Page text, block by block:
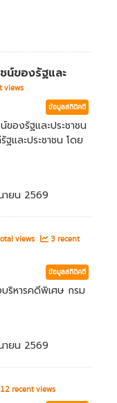
น์ของรัฐและ
views
ข้อมูลสถิติคดี
องรัฐและประชาชน
และประชาชน โดย
ยน 2569
views
3 recent
ข้อมูลสถิติคดี
ริหารคดีพิเศษ กรม
ยน 2569
12 recent views